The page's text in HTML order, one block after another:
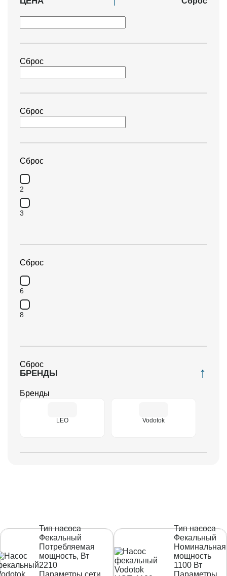
Сброс
Сброс
Сброс
2
3
Сброс
6
8
Сброс
БРЕНДЫ
Бренды
LEO Vodotok
Тип насоса
Фекальный
Потребляемая
мощность, Вт
2210
Параметры сети
Тип насоса
Фекальный
Номинальная
мощность
1100 Вт
Параметры